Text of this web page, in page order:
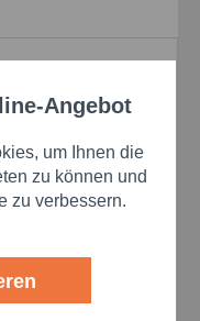
Schmieren,
Angebot
um Ihnen die
zu können und
zu verbessern.